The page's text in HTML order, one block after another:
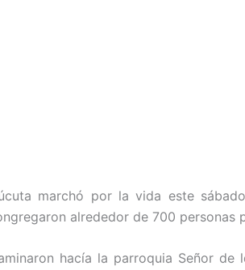
marchó por la vida este
alrededor de 700 personas
hacía la parroquia Señor